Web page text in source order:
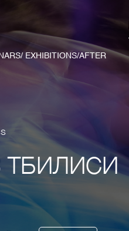
EXHIBITIONS/AFTER
ТБИЛИСИ